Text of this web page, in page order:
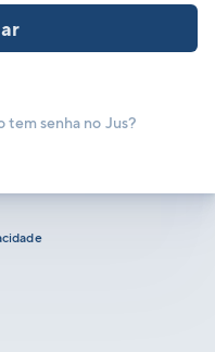
tem senha no Jus?